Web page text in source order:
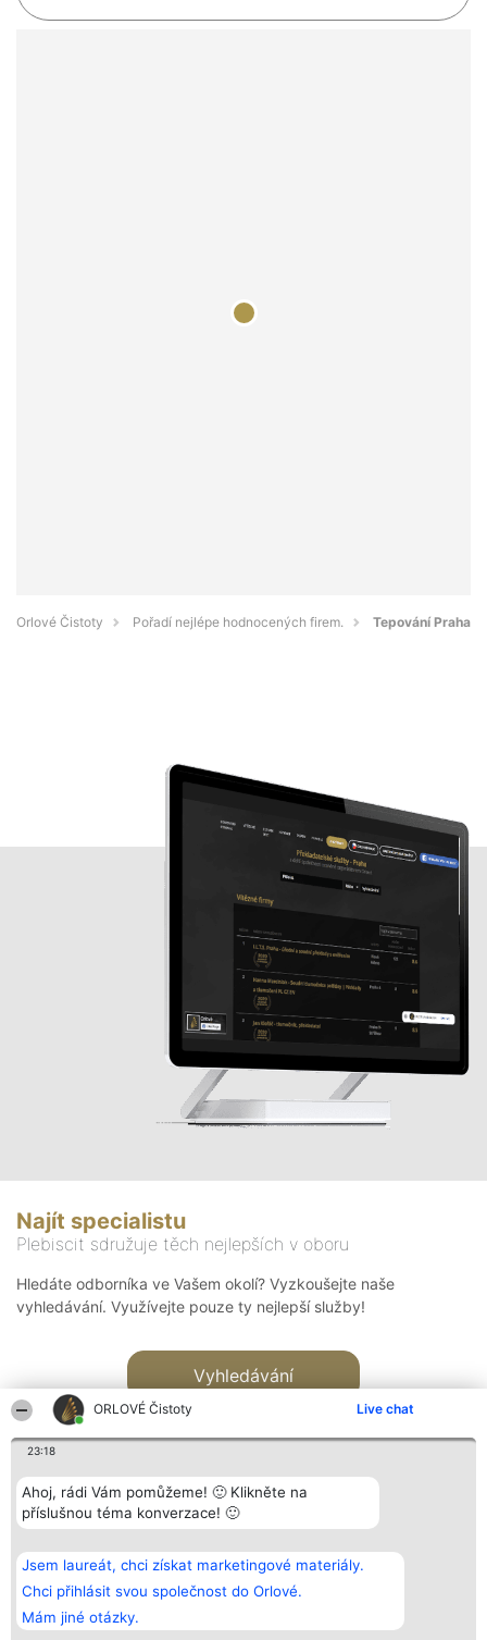
ORLOVÉ Čistoty Live chat
23:18
Ahoj, rádi Vám pomůžeme! 🙂 Klikněte na
příslušnou téma konverzace! 🙂
Jsem laureát, chci získat marketingové materiály.
Chci přihlásit svou společnost do Orlové.
Mám jiné otázky.
Orlové Čistoty Pořadí nejlépe hodnocených firem. Tepování Praha
Najít specialistu
Plebiscit sdružuje těch nejlepších v oboru
Hledáte odborníka ve Vašem okolí? Vyzkoušejte naše
vyhledávání. Využívejte pouze ty nejlepší služby!
Vyhledávání
Bright Side Solutions sp. z o.
o. sp. k.
ul. Ruska 22
Wrocław 50-079
KRS 0000749100 | Regon
381313360 | NIP 8943132676
Vítězové
Seznam všech
laureátů
Zásady
Zásady
Kontakt